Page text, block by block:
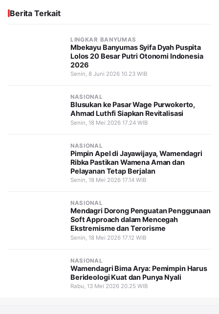
Berita Terkait
LINGKAR BANYUMAS
Mbekayu Banyumas Syifa Dyah Puspita
Lolos 20 Besar Putri Otonomi Indonesia
2026
Senin, 8 Juni 2026 10.23 WIB
NASIONAL
Blusukan ke Pasar Wage Purwokerto,
Ahmad Luthfi Siapkan Revitalisasi
Senin, 18 Mei 2026 17.24 WIB
NASIONAL
Pimpin Apel di Jayawijaya, Wamendagri
Ribka Pastikan Wamena Aman dan
Pelayanan Tetap Berjalan
Senin, 18 Mei 2026 17.14 WIB
NASIONAL
Mendagri Dorong Penguatan Penggunaan
Soft Approach dalam Mencegah
Ekstremisme dan Terorisme
Senin, 18 Mei 2026 17.12 WIB
NASIONAL
Wamendagri Bima Arya: Pemimpin Harus
Berideologi Kuat dan Punya Nyali
Rabu, 13 Mei 2026 20.25 WIB